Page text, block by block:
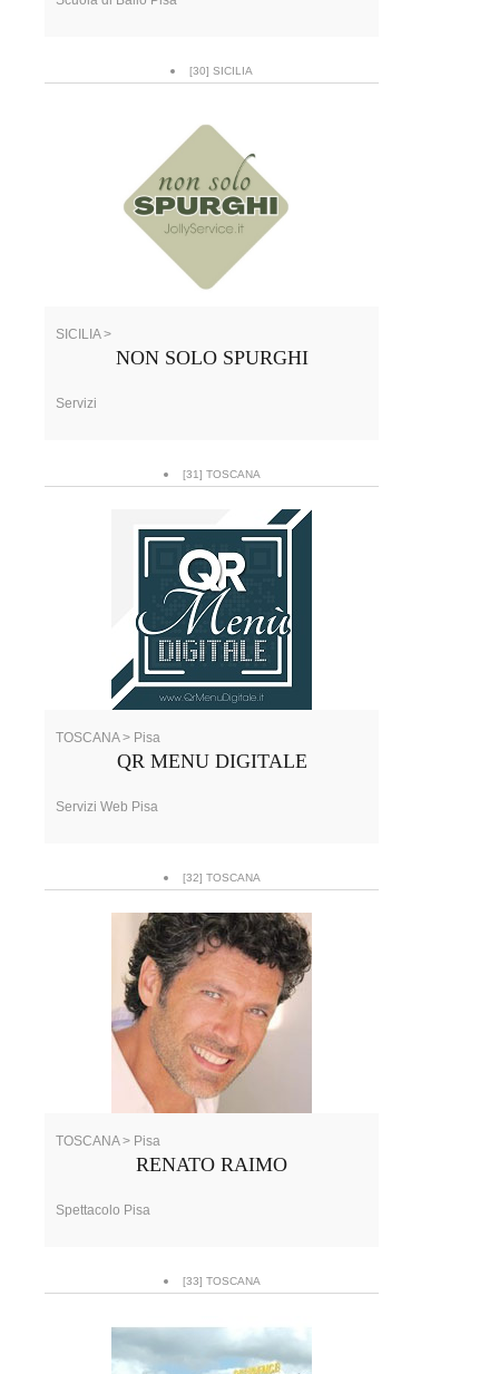
[30] SICILIA
SICILIA >
NON SOLO SPURGHI
Servizi
[31] TOSCANA
TOSCANA > Pisa
QR MENU DIGITALE
Servizi Web Pisa
[32] TOSCANA
TOSCANA > Pisa
RENATO RAIMO
Spettacolo Pisa
[33] TOSCANA